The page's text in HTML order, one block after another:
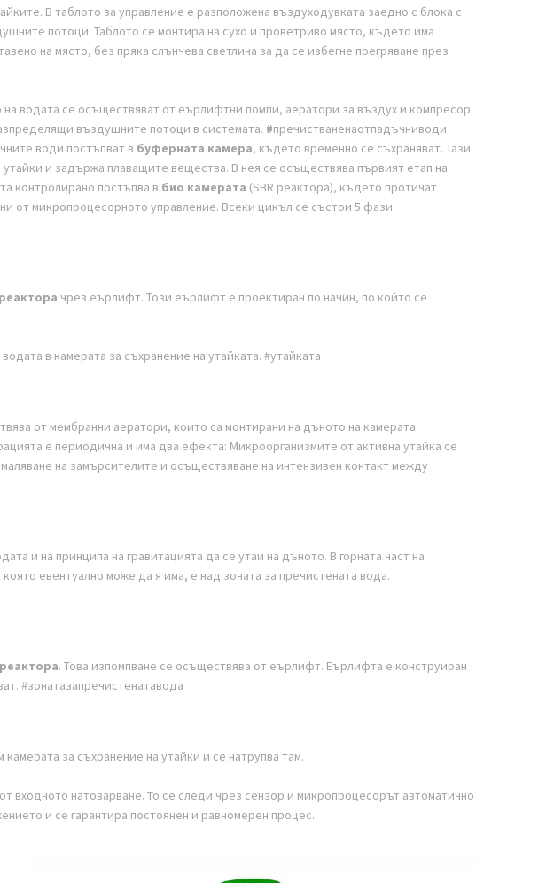
В таблото за управление е разположена въздуходувката заедно с блока с
потоци. Таблото се монтира на сухо и проветриво място, където има
на място, без пряка слънчева светлина за да се избегне прегряване през
водата се осъществяват от еърлифтни помпи, аератори за въздух и компресор.
въздушните потоци в системата. #пречистваненаотпадъчниводи
води постъпват в буферната камера, където временно се съхраняват. Тази
и задържа плаващите вещества. В нея се осъществява първият етап на
контролирано постъпва в био камерата (SBR реактора), където протичат
от микропроцесорното управление. Всеки цикъл се състои 5 фази:
чрез еърлифт. Този еърлифт е проектиран по начин, по който се
в камерата за съхранение на утайката. #утайката
от мембранни аератори, които са монтирани на дъното на камерата.
е периодична и има два ефекта: Микроорганизмите от активна утайка се
на замърсителите и осъществяване на интензивен контакт между
и на принципа на гравитацията да се утаи на дъното. В горната част на
евентуално може да я има, е над зоната за пречистената вода.
. Това изпомпване се осъществява от еърлифт. Еърлифта е конструиран
#зонатазапречистенатавода
за съхранение на утайки и се натрупва там.
входното натоварване. То се следи чрез сензор и микропроцесорът автоматично
и се гарантира постоянен и равномерен процес.